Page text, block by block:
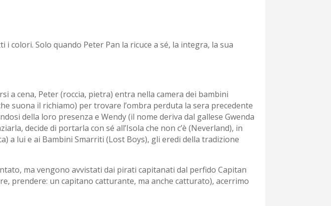
colori. Solo quando Peter Pan la ricuce a sé, la integra, la sua
a cena, Peter (roccia, pietra) entra nella camera dei bambini
suona il richiamo) per trovare l’ombra perduta la sera precedente
della loro presenza e Wendy (il nome deriva dal gallese Gwenda
decide di portarla con sé all’Isola che non c’è (Neverland), in
a lui e ai Bambini Smarriti (Lost Boys), gli eredi della tradizione
ma vengono avvistati dai pirati capitanati dal perfido Capitan
prendere: un capitano catturante, ma anche catturato), acerrimo